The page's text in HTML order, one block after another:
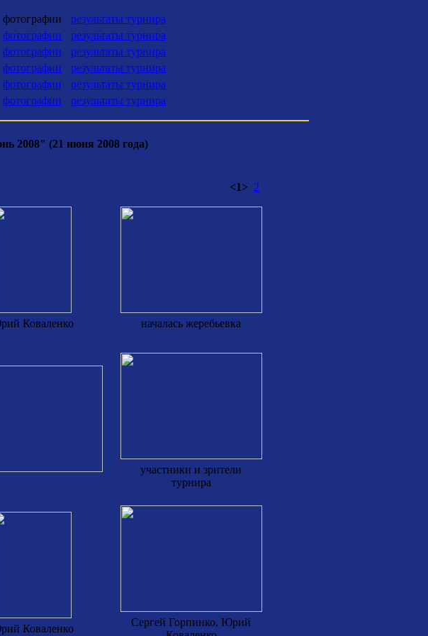
фотографии
результаты турнира
фотографии
результаты турнира
фотографии
результаты турнира
фотографии
результаты турнира
фотографии
результаты турнира
фотографии результаты турнира
2008" (21 июня 2008 года)
<1> 2
Коваленко началась жеребьевка
участники и зрители
турнира
Коваленко
Сергей Горпинко, Юрий